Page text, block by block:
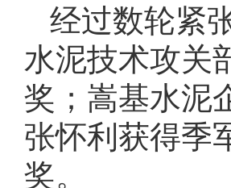
经过数轮紧
水泥技术攻关
奖；嵩基水泥
张怀利获得季
奖。